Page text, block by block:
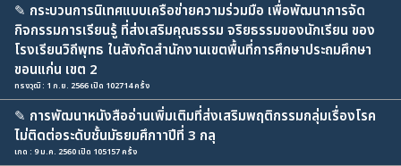
✎ กระบวนการนิเทศแบบเครือข่ายความร่วมมือ เพื่อพัฒนาการจัด
กิจกรรมการเรียนรู้ ที่ส่งเสริมคุณธรรม จริยธรรมของนักเรียน ของ
โรงเรียนวิถีพุทธ ในสังกัดสำนักงานเขตพื้นที่การศึกษาประถมศึกษา
ขอนแก่น เขต 2
ทรงวุฒิ : 1 ก.ย. 2566 เปิด 102714 ครั้ง
✎ การพัฒนาหนังสืออ่านเพิ่มเติมที่ส่งเสริมพฤติกรรมกลุ่มเรื่องโรค
ไม่ติดต่อระดับชั้นมัธยมศึกาาปีที่ 3 กลุ
เกด : 9 ม.ค. 2560 เปิด 105157 ครั้ง